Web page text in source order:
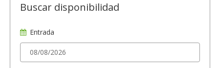
Buscar disponibilidad
Entrada